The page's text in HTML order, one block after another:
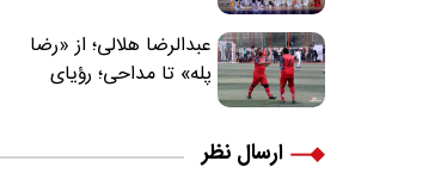
عبدالرضا هلالی؛ از «رضا
پله» تا مداحی؛ رؤیای
ارسال نظر